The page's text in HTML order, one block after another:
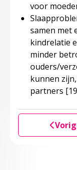
voor
samen met
kindrelatie
minder
ouders/
kunnen
partners